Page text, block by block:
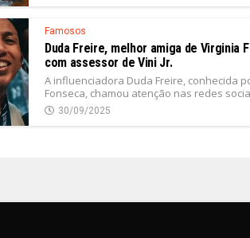
Famosos
Duda Freire, melhor amiga de Virginia
com assessor de Vini Jr.
A influenciadora Duda Freire, conhecida
Fonseca, chamou atenção nas redes
30/09/2025